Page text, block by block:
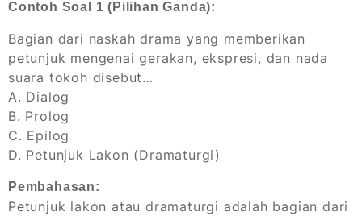
Contoh Soal 1 (Pilihan Ganda):
Bagian dari naskah drama yang memberikan
petunjuk mengenai gerakan, ekspresi, dan nada
suara tokoh disebut…
A. Dialog
B. Prolog
C. Epilog
D. Petunjuk Lakon (Dramaturgi)
Pembahasan:
Petunjuk lakon atau dramaturgi adalah bagian dari